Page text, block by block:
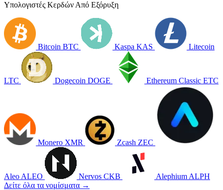
Υπολογιστές Κερδών Από Εξόρυξη
Bitcoin BTC Kaspa KAS Litecoin
LTC Dogecoin DOGE Ethereum Classic ETC
Monero XMR Zcash ZEC
Aleo ALEO Nervos CKB Alephium ALPH
Δείτε όλα τα νομίσματα →